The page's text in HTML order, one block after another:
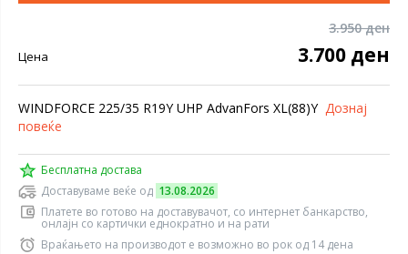
3.950 ден
Цена 3.700 ден
WINDFORCE 225/35 R19Y UHP AdvanFors XL(88)Y Дознај
повеќе
Бесплатна достава
Доставуваме веќе од 13.08.2026
Платете во готово на доставувачот, со интернет банкарство,
онлајн со картички еднократно и на рати
Враќањето на производот е возможно во рок од 14 дена